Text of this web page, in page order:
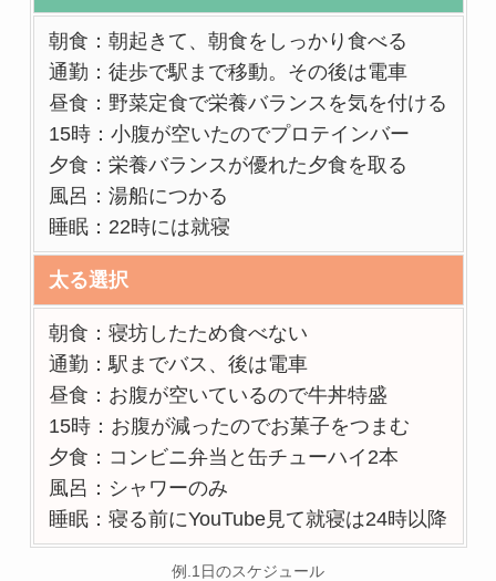
朝食：朝起きて、朝食をしっかり食べる
通勤：徒歩で駅まで移動。その後は電車
昼食：野菜定食で栄養バランスを気を付ける
15時：小腹が空いたのでプロテインバー
夕食：栄養バランスが優れた夕食を取る
風呂：湯船につかる
睡眠：22時には就寝
太る選択
朝食：寝坊したため食べない
通勤：駅までバス、後は電車
昼食：お腹が空いているので牛丼特盛
15時：お腹が減ったのでお菓子をつまむ
夕食：コンビニ弁当と缶チューハイ2本
風呂：シャワーのみ
睡眠：寝る前にYouTube見て就寝は24時以降
例.1日のスケジュール